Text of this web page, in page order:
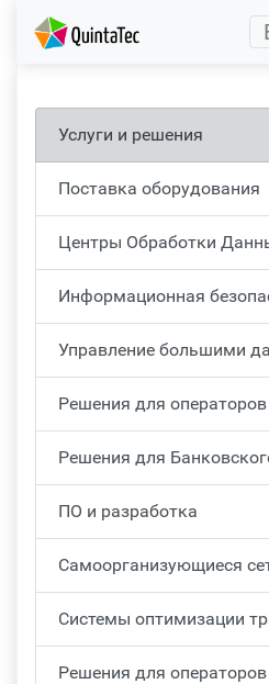
(current)
Услуги и решения
Поставка оборудования
Центры Обработки
Информационная
Управление большими
Решения для операторов
Решения для
ПО и разработка
Самоорганизующиеся
Системы оптимизации
Решения для операторов